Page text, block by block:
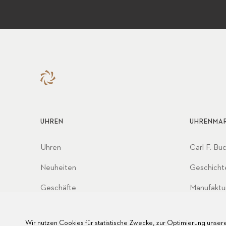
UHREN
Uhren
Neuheiten
Geschäfte
Carl F.
Wir nutzen Cookies für statistische Zwecke, zur Optimierung